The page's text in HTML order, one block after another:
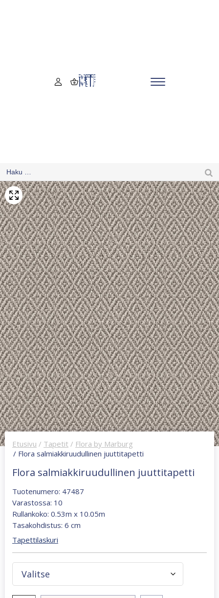
Etusivu / Tapetit / Flora by Marburg
/ Flora salmiakkiruudullinen juuttitapetti
Flora salmiakkiruudullinen juuttitapetti
Tuotenumero: 47487
Varastossa: 10
Rullankoko: 0.53m x 10.05m
Tasakohdistus: 6 cm
Tapettilaskuri